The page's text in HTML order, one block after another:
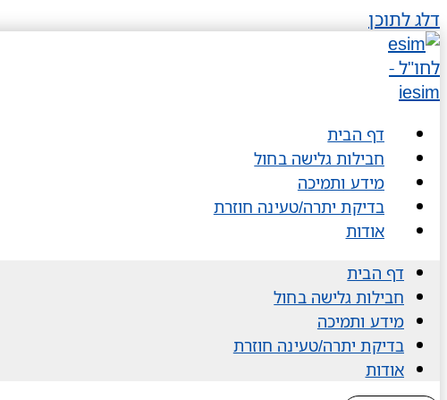
דלג לתוכן
דף הבית
חבילות גלישה בחול
מידע ותמיכה
בדיקת יתרה/טעינה חוזרת
אודות
דף הבית
חבילות גלישה בחול
מידע ותמיכה
בדיקת יתרה/טעינה חוזרת
אודות